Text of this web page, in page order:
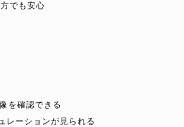
でも安心
レーションが見られる